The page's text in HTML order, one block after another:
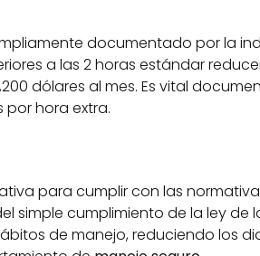
documentado por la
a las 2 horas estándar
dólares al mes. Es vital
hora extra.
para cumplir con las
simple cumplimiento de la ley de
de manejo, reduciendo los